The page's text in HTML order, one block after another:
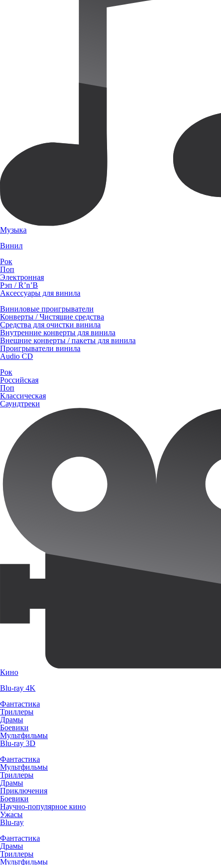
Музыка
Винил
Рок
Поп
Электронная
Рэп / R’n’B
Аксессуары для винила
Виниловые проигрыватели
Конверты / Чистящие средства
Средства для очистки винила
Внутренние конверты для винила
Внешние конверты / пакеты для винила
Проигрыватели винила
Audio CD
Рок
Российская
Поп
Классическая
Саундтреки
Кино
Blu-ray 4K
Фантастика
Триллеры
Драмы
Боевики
Мультфильмы
Blu-ray 3D
Фантастика
Мультфильмы
Триллеры
Драмы
Приключения
Боевики
Научно-популярное кино
Ужасы
Blu-ray
Фантастика
Драмы
Триллеры
Мультфильмы